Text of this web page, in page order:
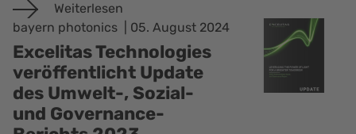
Weiterlesen
bayern photonics
05. August 2024
Excelitas Technologies
veröffentlicht Update
des Umwelt-, Sozial-
und Governance-